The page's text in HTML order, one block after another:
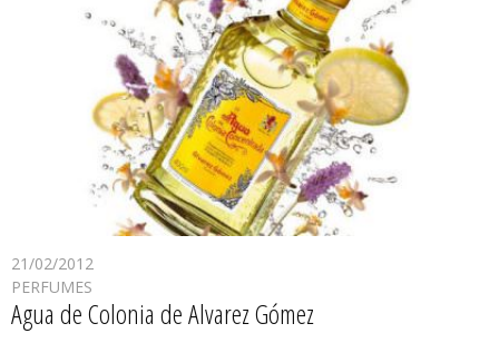
21/02/2012
PERFUMES
Agua de Colonia de Alvarez Gómez